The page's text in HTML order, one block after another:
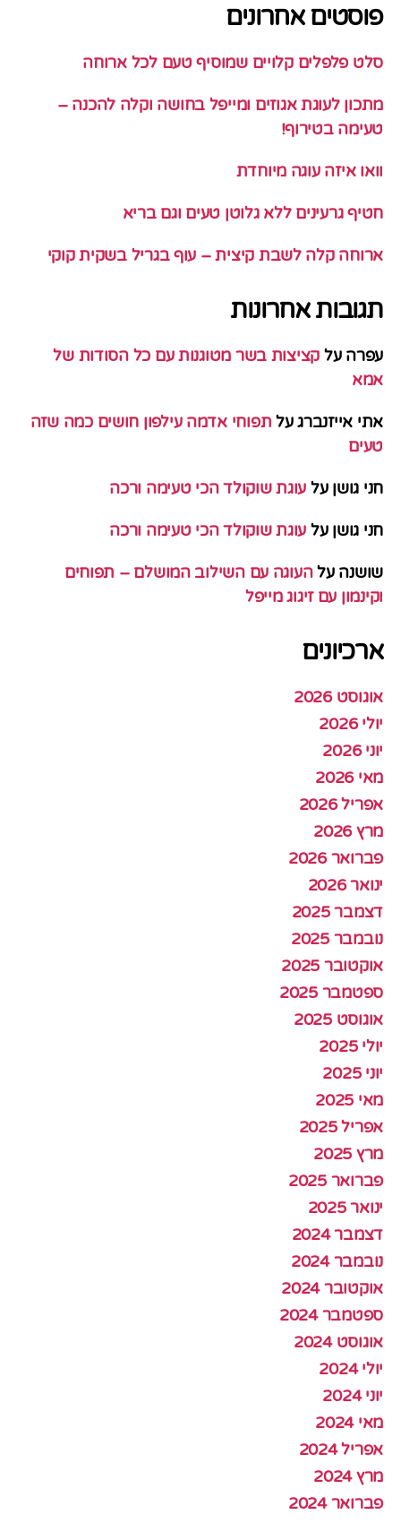
פוסטים אחרונים
סלט פלפלים קלויים שמוסיף טעם לכל ארוחה
מתכון לעוגת אגוזים ומייפל בחושה וקלה להכנה –
טעימה בטירוף!
וואו איזה עוגה מיוחדת
חטיף גרעינים ללא גלוטן טעים וגם בריא
ארוחה קלה לשבת קיצית – עוף בגריל בשקית קוקי
תגובות אחרונות
עפרה על קציצות בשר מטוגנות עם כל הסודות של
אמא
אתי אייזנברגעל תפוחי אדמה עילפון חושים כמה שזה
טעים
חני גושן על עוגת שוקולד הכי טעימה ורכה
חני גושן על עוגת שוקולד הכי טעימה ורכה
שושנה עלהעוגה עם השילוב המושלם – תפוחים
וקינמון עם זיגוג מייפל
ארכיונים
אוגוסט 2026
יולי 2026
יוני 2026
מאי 2026
אפריל 2026
מרץ 2026
פברואר 2026
ינואר 2026
דצמבר 2025
נובמבר 2025
אוקטובר 2025
ספטמבר 2025
אוגוסט 2025
יולי 2025
יוני 2025
מאי 2025
אפריל 2025
מרץ 2025
פברואר 2025
ינואר 2025
דצמבר 2024
נובמבר 2024
אוקטובר 2024
ספטמבר 2024
אוגוסט 2024
יולי 2024
יוני 2024
מאי 2024
אפריל 2024
מרץ 2024
פברואר 2024